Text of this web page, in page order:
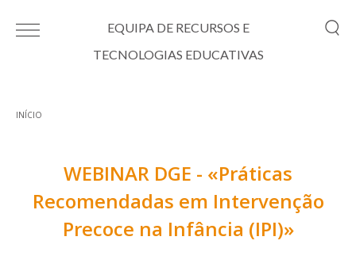
EQUIPA DE RECURSOS E
TECNOLOGIAS EDUCATIVAS
INÍCIO
WEBINAR DGE - «Práticas
Recomendadas em Intervenção
Precoce na Infância (IPI)»